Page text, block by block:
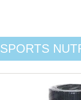
SPORTS